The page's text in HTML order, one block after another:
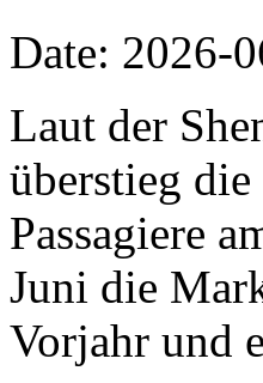
Date: 2026-
Laut der
überstieg
Passagiere
Juni die
Vorjahr und